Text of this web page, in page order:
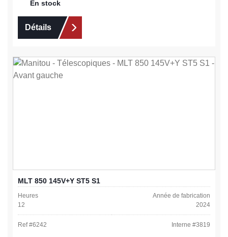
En stock
Détails
MLT 850 145V+Y ST5 S1
Heures
12
Année de fabrication
2024
Ref #6242 Interne #3819